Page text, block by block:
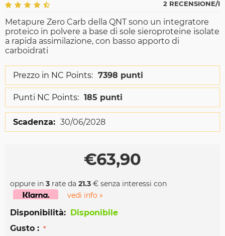
2 RECENSIONE/I
Metapure Zero Carb della QNT sono un integratore
proteico in polvere a base di sole sieroproteine isolate
a rapida assimilazione, con basso apporto di
carboidrati
Prezzo in NC Points: 7398 punti
Punti NC Points: 185 punti
Scadenza: 30/06/2028
€63,90
oppure in 3 rate da 21.3 € senza interessi con
vedi info »
Disponibilità:
Disponibile
Gusto :